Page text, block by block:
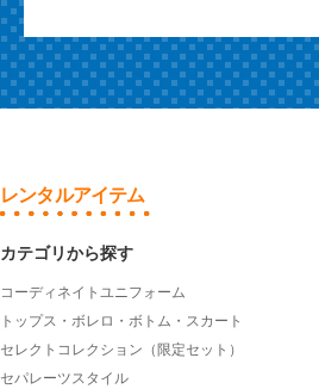
レンタルアイテム
カテゴリから探す
コーディネイトユニフォーム
トップス・ボレロ・ボトム・スカート
セレクトコレクション（限定セット）
セパレーツスタイル